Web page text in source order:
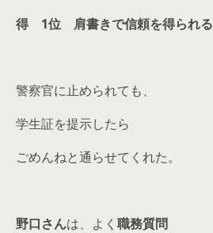
得 1位 肩書きで信頼を得られる
警察官に止められても、
学生証を提示したら
ごめんねと通らせてくれた。
野口さんは、よく 職務質問